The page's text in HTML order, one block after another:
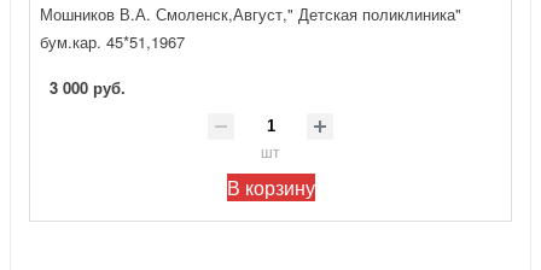
Мошников В.А. Смоленск,Август," Детская поликлиника"
бум.кар. 45*51,1967
3 000 руб.
шт
В корзину